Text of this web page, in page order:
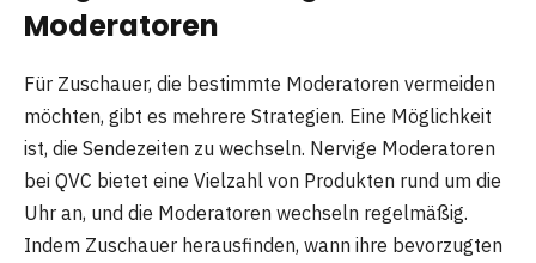
Moderatoren
Für Zuschauer, die bestimmte Moderatoren vermeiden
möchten, gibt es mehrere Strategien. Eine Möglichkeit
ist, die Sendezeiten zu wechseln. Nervige Moderatoren
bei QVC bietet eine Vielzahl von Produkten rund um die
Uhr an, und die Moderatoren wechseln regelmäßig.
Indem Zuschauer herausfinden, wann ihre bevorzugten